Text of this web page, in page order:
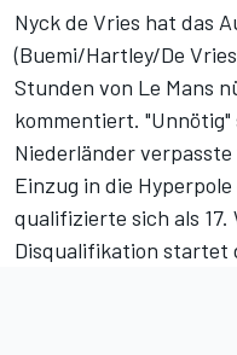
Nyck de Vries hat das
(Buemi/Hartley/De
Stunden von Le Mans
kommentiert. "Unnötig"
Niederländer
Einzug in die
qualifizierte sich als 17.
Disqualifikation startet